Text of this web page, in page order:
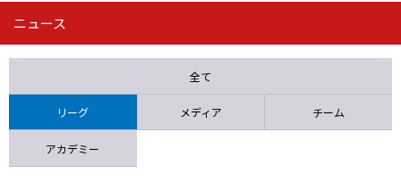
第16節 09/05 (土) 15:00
ニッパツ 石人の星
ニュース
全て
リーグ メディア チーム
アカデミー